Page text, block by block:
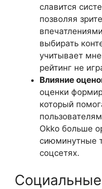
славится
позволяя
выбирать
учитывает
рейтинг не
Влияние
оценки
который
Okko больше
сиюминутные
соцсетях.